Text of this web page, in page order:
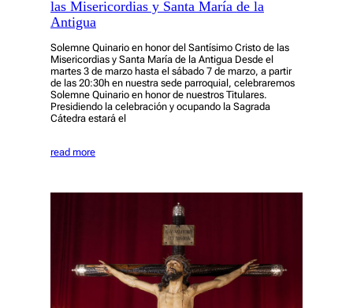
las Misericordias y Santa María de la
Antigua
Solemne Quinario en honor del Santísimo Cristo de las
Misericordias y Santa María de la Antigua Desde el
martes 3 de marzo hasta el sábado 7 de marzo, a partir
de las 20:30h en nuestra sede parroquial, celebraremos
Solemne Quinario en honor de nuestros Titulares.
Presidiendo la celebración y ocupando la Sagrada
Cátedra estará el
read more